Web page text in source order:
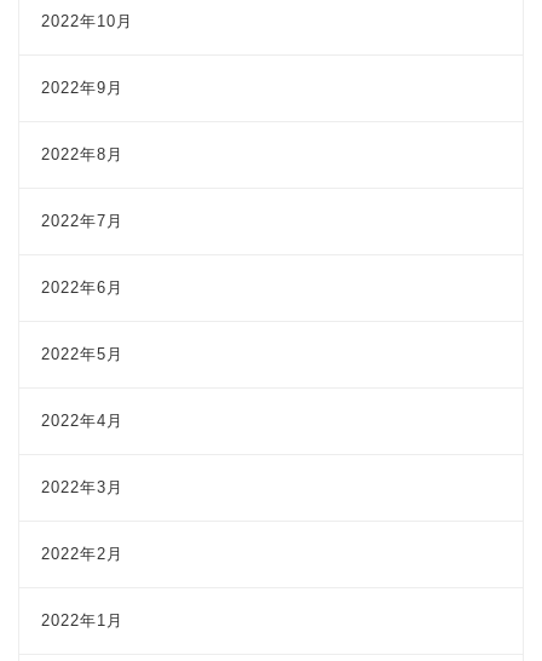
2022年10月
2022年9月
2022年8月
2022年7月
2022年6月
2022年5月
2022年4月
2022年3月
2022年2月
2022年1月